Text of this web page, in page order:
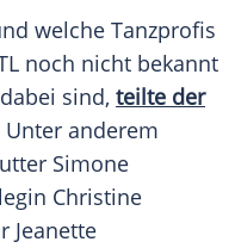
welche Tanzprofis
noch nicht bekannt
sind, teilte der
Unter anderem
Simone
Christine
Jeanette